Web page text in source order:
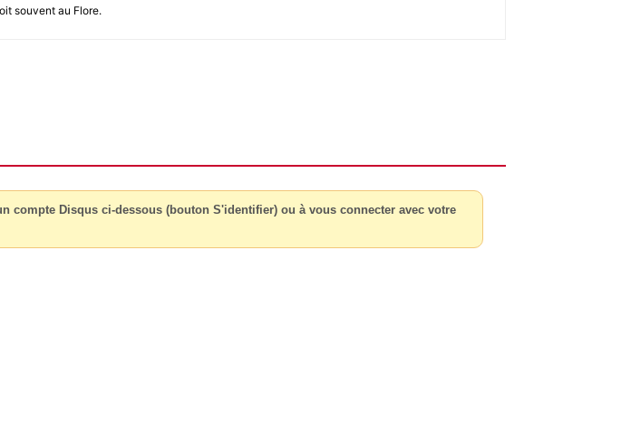
souvent au Flore.
Disqus ci-dessous (bouton S'identifier) ou à vous connecter avec votre